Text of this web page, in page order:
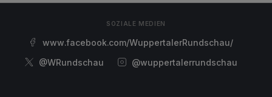
SOZIALE MEDIEN
www.facebook.com/WuppertalerRundschau/
@WRundschau
@wuppertalerrundschau